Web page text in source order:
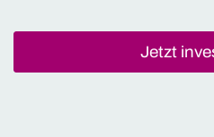
Jetzt